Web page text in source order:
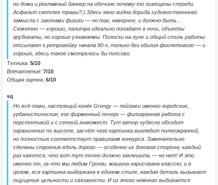
но дома и рекламный баннер на обочине почему-то освещены спереди.
Асфальт светлее травы?:) Здесь явно видна борьба художественного
замысла с законами физики — но так, наверное, и должно быть…
Сюжетно — хорошо, палитра идеально попадает в ночь; объекты
грубоваты, но хорошо узнаваемы. Полоски на луне и общий стиль работы
отсылают к ретровейву начала 90-х, только без обилия фиолетового — и
хорошо, здесь такое смотрелось бы попсово.
Техника: 5/10
Впечатление: 7/10
Общая оценка: 6/10
sq
Но всё-таки, настоящий конёк Grongy — пейзажи именно городские,
урбанистические; его фирменный почерк — филигранная работа с
перспективой и с сеткой знакомест. Тут автор чудесно обходит
ограничение по высоте, засчёт чего картинка выглядит полноэкранной,
но полностью соответствут правилаам конкурса. Замечательно
сделаны строения вдоль дороги — особенно их боковая сторона; каждый
раз кажется, что вот тут точно должно заклешить — но нет! И это
именно то, за что мы любим Гронги. машина нарисована классно, и в
целом, вся картинка выдержана в едином стиле, каждая деталь вызывает
ощущение цельности и связаности. И из этого немного выбивается